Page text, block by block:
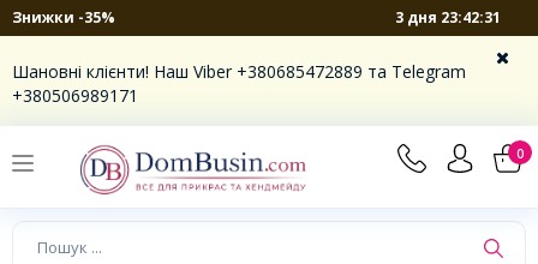
Знижки -35% 3 дня 23:42:30
Шановні клієнти! Наш Viber +380685472889 та Telegram
+380506989171
0
×